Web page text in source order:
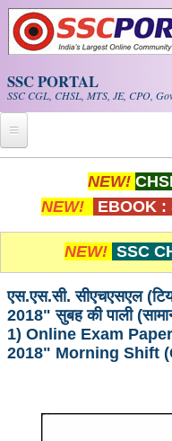
Skip to main content
SSC PORTAL
SSC CGL, CHSL, MTS, JE, CPO,
Whats New!
Exam Calendar
PDF NOTES
SSC CGL Tier-1 PDF
NEW!
NEW!
EBOOK :
NEW! SSC
एस.एस.सी. सीएचएसएल
2018" सुबह की पाली
1) Online Exam
2018" Morning Shift